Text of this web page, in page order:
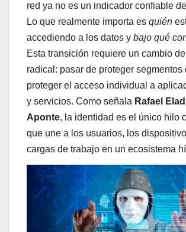
red ya no es un indicador confiable
Lo que realmente importa es quién
accediendo a los datos y bajo qué
Esta transición requiere un cambio
radical: pasar de proteger segmentos
proteger el acceso individual a
y servicios. Como señala Rafael
Aponte, la identidad es el único hilo
que une a los usuarios, los
cargas de trabajo en un ecosistema